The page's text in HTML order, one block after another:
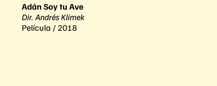
Adán Soy tu Ave
Dir. Andrés Klimek
Película / 2018